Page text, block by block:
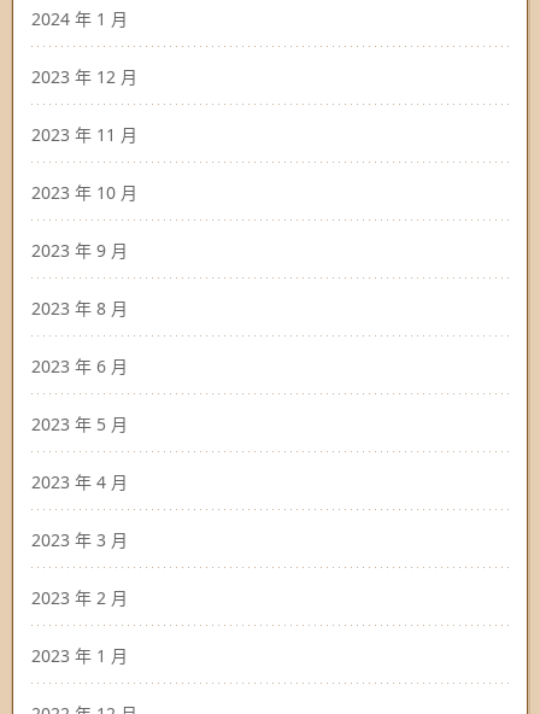
2024 年 1 月
2023 年 12 月
2023 年 11 月
2023 年 10 月
2023 年 9 月
2023 年 8 月
2023 年 6 月
2023 年 5 月
2023 年 4 月
2023 年 3 月
2023 年 2 月
2023 年 1 月